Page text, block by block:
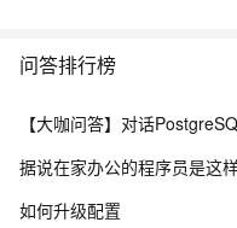
问答排行榜
据说在家办公的程序员是这
如何升级配置